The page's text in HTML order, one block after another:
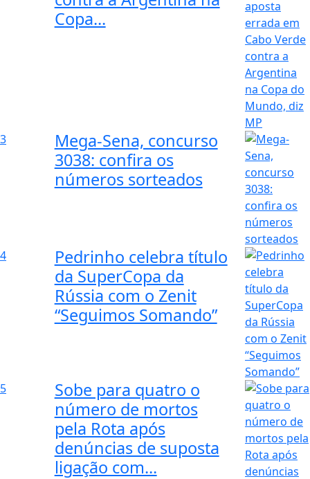
Copa...
3
Mega-Sena, concurso
3038: confira os
números sorteados
4
Pedrinho celebra título
da SuperCopa da
Rússia com o Zenit
“Seguimos Somando”
5
Sobe para quatro o
número de mortos
pela Rota após
denúncias de suposta
ligação com...